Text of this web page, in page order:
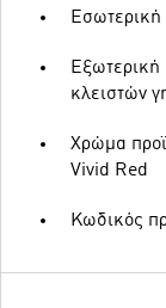
Εσωτερική
Εξωτερική
κλειστών
Χρώμα
Vivid Red
Κωδικός